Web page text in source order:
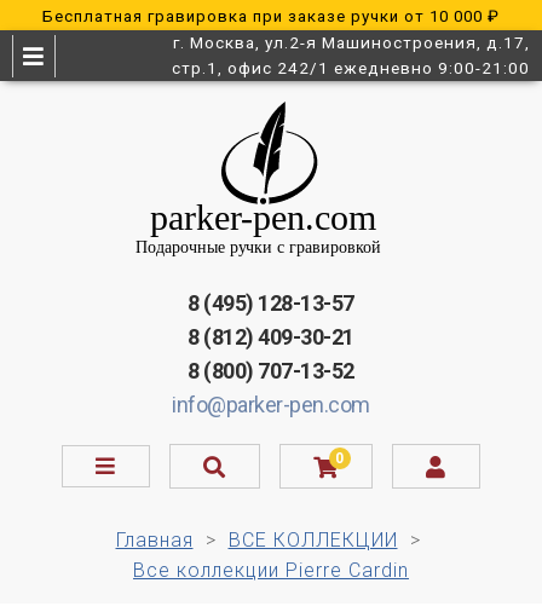
Бесплатная гравировка при заказе ручки от 10 000 ₽
г. Москва, ул.2-я Машиностроения, д.17,
стр.1, офис 242/1 ежедневно 9:00-21:00
8 (495) 128-13-57
8 (812) 409-30-21
8 (800) 707-13-52
info@parker-pen.com
0
Главная
ВСЕ КОЛЛЕКЦИИ
Все коллекции Pierre Cardin